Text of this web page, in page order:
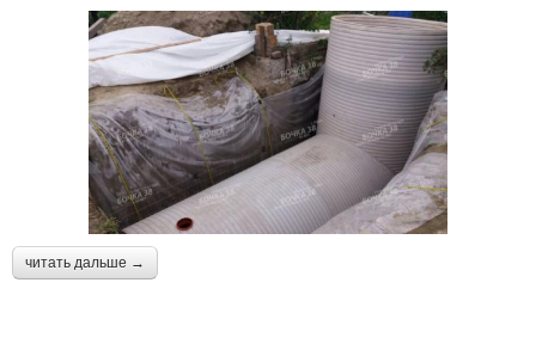
читать дальше →